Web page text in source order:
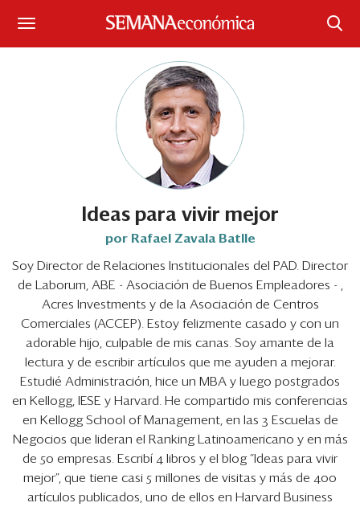
¿Qué está pasando?
Sectores y Empresas
Management
Economía y Finanzas
Legal y Política
Eventos
Blogs
Ranking CEO
Edición Impresa
Ideas para vivir mejor
por Rafael Zavala Batlle
Soy Director de Relaciones Institucionales del PAD. Director
de Laborum, ABE - Asociación de Buenos Empleadores - ,
Acres Investments y de la Asociación de Centros
Comerciales (ACCEP). Estoy felizmente casado y con un
adorable hijo, culpable de mis canas. Soy amante de la
lectura y de escribir artículos que me ayuden a mejorar.
Estudié Administración, hice un MBA y luego postgrados
en Kellogg, IESE y Harvard. He compartido mis conferencias
en Kellogg School of Management, en las 3 Escuelas de
Negocios que lideran el Ranking Latinoamericano y en más
de 50 empresas. Escribí 4 libros y el blog “Ideas para vivir
mejor”, que tiene casi 5 millones de visitas y más de 400
artículos publicados, uno de ellos en Harvard Business